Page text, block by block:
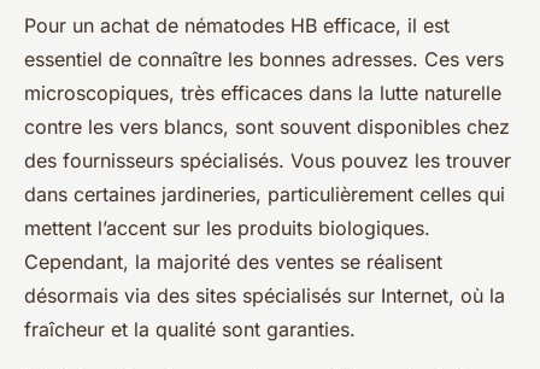
Pour un achat de nématodes HB efficace, il est
essentiel de connaître les bonnes adresses. Ces vers
microscopiques, très efficaces dans la lutte naturelle
contre les vers blancs, sont souvent disponibles chez
des fournisseurs spécialisés. Vous pouvez les trouver
dans certaines jardineries, particulièrement celles qui
mettent l’accent sur les produits biologiques.
Cependant, la majorité des ventes se réalisent
désormais via des sites spécialisés sur Internet, où la
fraîcheur et la qualité sont garanties.